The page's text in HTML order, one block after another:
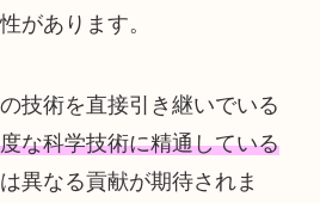
があります。
技術を直接引き継いでいる
な科学技術に精通している
異なる貢献が期待されま